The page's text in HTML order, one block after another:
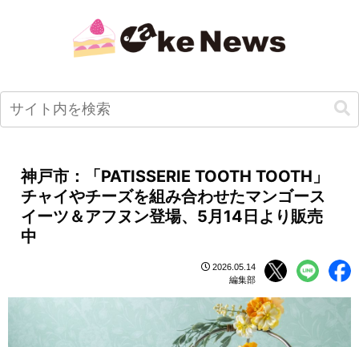
神戸市：「PATISSERIE TOOTH TOOTH」
チャイやチーズを組み合わせたマンゴース
イーツ＆アフヌン登場、5月14日より販売
中
2026.05.14
編集部